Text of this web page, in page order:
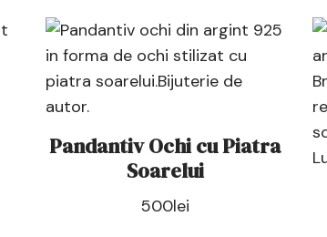
Pandantiv Ochi cu Piatra
Soarelui
500lei